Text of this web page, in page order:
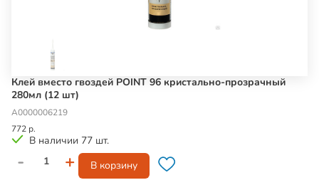
Клей вместо гвоздей POINT 96 кристально-прозрачный
280мл (12 шт)
А0000006219
772 р.
В наличии 77 шт.
- + В корзину